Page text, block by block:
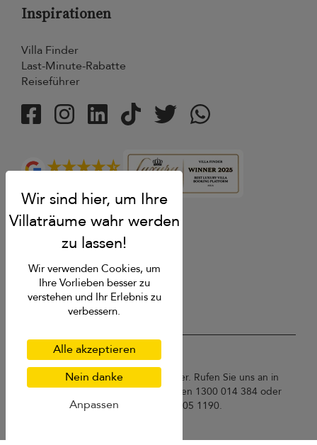
Inspirationen
Villa Finder
Last-Minute-Rabatte
Reiseführer
USD $ de Deutsch
Copyright © 2026 Phuket Villa Finder. Rufen Sie uns an in
Thailand +66 60 003 5911 / Australien 1300 014 384 oder
+61 2 9191 7419 / Singapur +65 3105 1190.
Wir verwenden Cookies, um
Ihre Vorlieben besser zu
verstehen und Ihr Erlebnis zu
verbessern.
Alle akzeptieren
Nein danke
Anpassen